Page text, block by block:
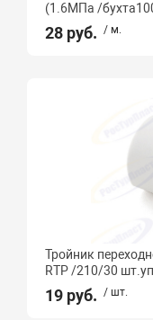
(1.6МПа /
28 руб. / м.
Тройник
RTP /210/30
19 руб. / шт.